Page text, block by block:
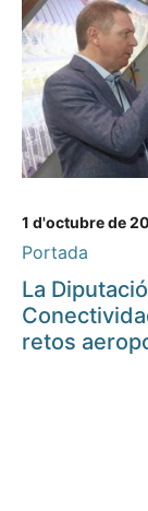
1 d'octubre de
Portada
La
retos